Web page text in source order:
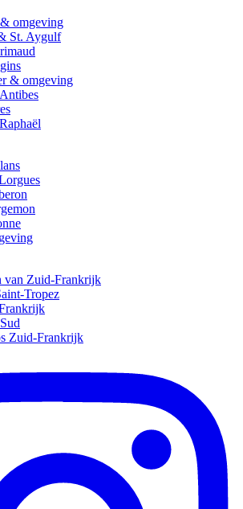
omgeving
St. Aygulf
& omgeving
van Zuid-Frankrijk
Tropez
Zuid-Frankrijk